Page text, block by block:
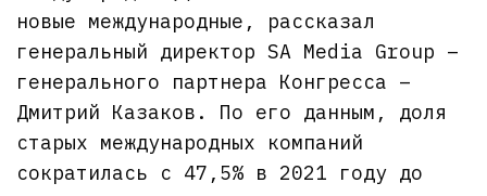
новые международные, рассказал
генеральный директор SA Media Group –
генерального партнера Конгресса –
Дмитрий Казаков. По его данным, доля
старых международных компаний
сократилась с 47,5% в 2021 году до